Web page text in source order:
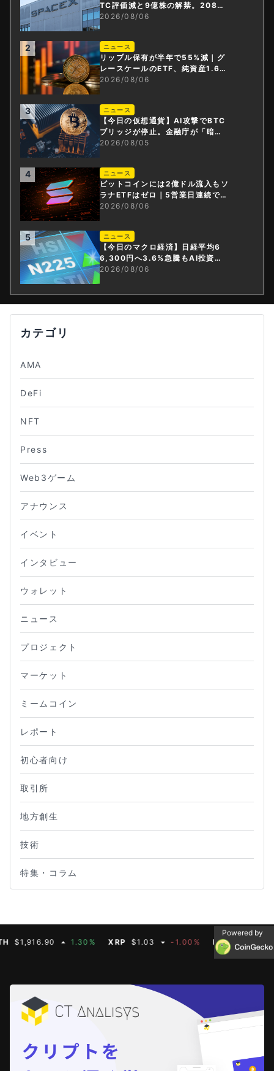
TC評価減と9億株の解禁。208億
円相当のBTCが盗難
2026/08/06
2 ニュース
リップル保有が半年で55%減｜グ
レースケールのETF、純資産1.6億
ドル減
2026/08/06
3 ニュース
【今日の仮想通貨】AI攻撃でBTC
ブリッジが停止。金融庁が「暗号
資産・ステーブルコイン課」新設
2026/08/05
4 ニュース
ビットコインには2億ドル流入もソ
ラナETFはゼロ｜5営業日連続で停
止
2026/08/06
5 ニュース
【今日のマクロ経済】日経平均6
6,300円へ3.6%急騰もAI投資回
収懸念が再燃
2026/08/06
カテゴリ
AMA
DeFi
NFT
Press
Web3ゲーム
アナウンス
イベント
インタビュー
ウォレット
ニュース
プロジェクト
マーケット
ミームコイン
レポート
初心者向け
取引所
地方創生
技術
特集・コラム
1.30% XRP $1.03 -1.00% BNB $590.75
Powered by